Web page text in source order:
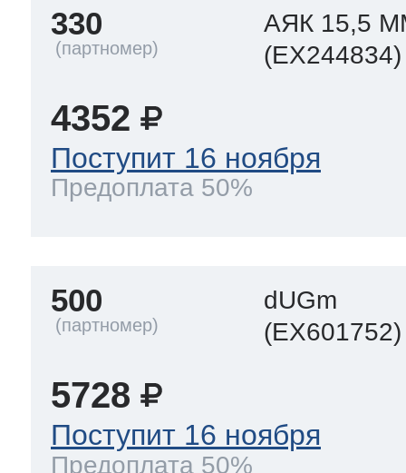
330
АЯК 15,5
(EX244834)
4352
Поступит 16 ноября
Предоплата 50%
500
dUGm
(EX601752)
5728
Поступит 16 ноября
Предоплата 50%